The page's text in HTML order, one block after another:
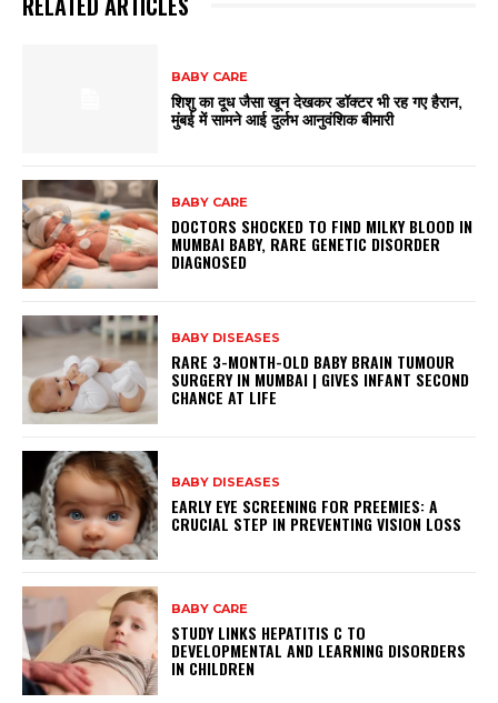
BABY CARE
शिशु का दूध जैसा खून देखकर डॉक्टर भी रह गए हैरान,
मुंबई में सामने आई दुर्लभ आनुवंशिक बीमारी
BABY CARE
DOCTORS SHOCKED TO FIND MILKY BLOOD IN
MUMBAI BABY, RARE GENETIC DISORDER
DIAGNOSED
BABY DISEASES
RARE 3-MONTH-OLD BABY BRAIN TUMOUR
SURGERY IN MUMBAI | GIVES INFANT SECOND
CHANCE AT LIFE
BABY DISEASES
EARLY EYE SCREENING FOR PREEMIES: A
CRUCIAL STEP IN PREVENTING VISION LOSS
BABY CARE
STUDY LINKS HEPATITIS C TO
DEVELOPMENTAL AND LEARNING DISORDERS
IN CHILDREN